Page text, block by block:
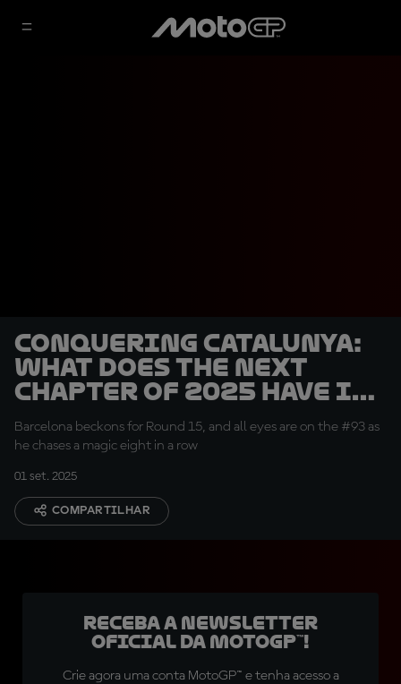
Conquering Catalunya:
what does the next
chapter of 2025 have in
store?
Barcelona beckons for Round 15, and all eyes are on the #93 as
he chases a magic eight in a row
01 set. 2025
COMPARTILHAR
Receba a newsletter
oficial da MotoGP™!
Crie agora uma conta MotoGP™ e tenha acesso a